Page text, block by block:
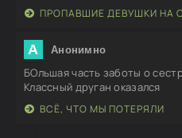
ПРОПАВШИЕ ДЕВУШКИ НА
А Анонимно
БОльшая часть заботы о
Классный друган оказался
ВСЁ, ЧТО МЫ ПОТЕРЯЛИ